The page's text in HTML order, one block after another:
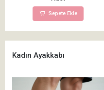
Sepete Ekle
Kadın Ayakkabı